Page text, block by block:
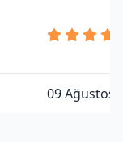
09 Ağustos